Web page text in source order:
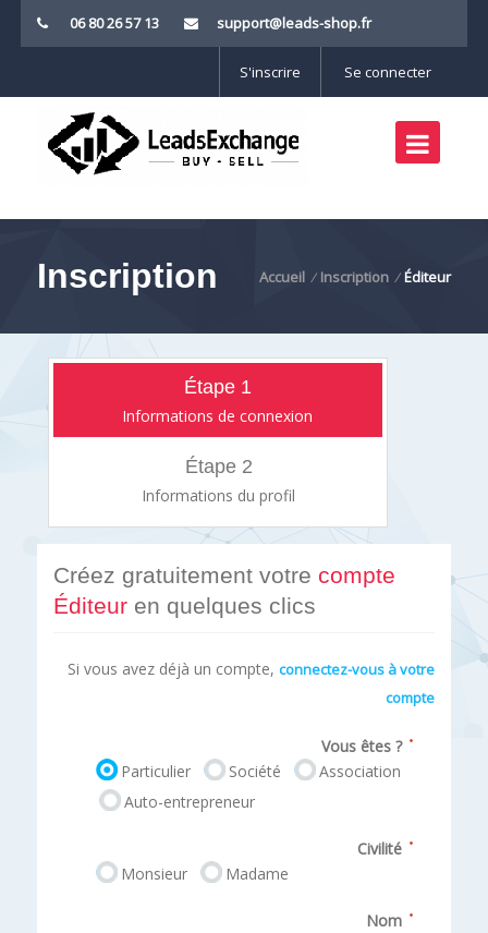
06 80 26 57 13 support@leads-shop.fr
S'inscrire Se connecter
Inscription Accueil / Inscription / Éditeur
Étape 1
Informations de connexion
Étape 2
Informations du profil
Créez gratuitement votre compte
Éditeur en quelques clics
Si vous avez déjà un compte, connectez-vous à votre
compte
Vous êtes ?
Particulier
Société
Association
Auto-entrepreneur
Civilité
Monsieur
Madame
Nom